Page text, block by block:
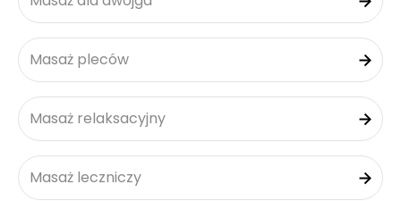
Masaż pleców
Masaż relaksacyjny
Masaż leczniczy